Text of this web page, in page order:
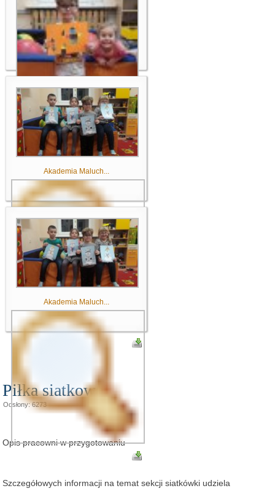
Akademia Maluch...
Akademia Maluch...
Akademia Maluch...
Piłka siatkowa
Odsłony: 6273
Opis pracowni w przygotowaniu
Szczegółowych informacji na temat sekcji siatkówki udziela